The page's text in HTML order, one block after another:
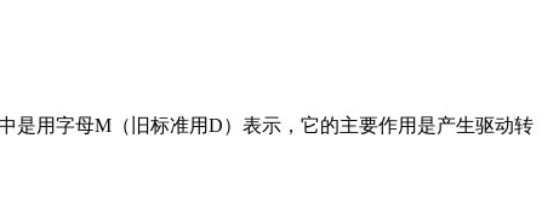
是用字母M（旧标准用D）表示，它的主要作用是产生驱动转